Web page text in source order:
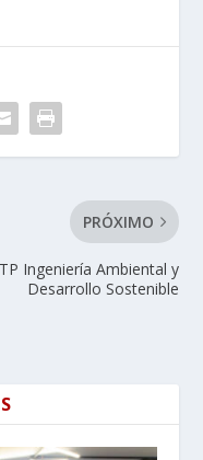
PRÓXIMO
Ingeniería Ambiental y
Desarrollo Sostenible